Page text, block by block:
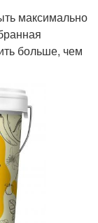
максимально
больше, чем